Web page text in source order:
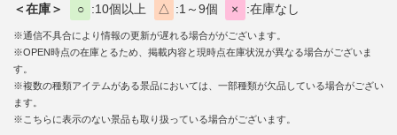
＜在庫＞ ○ 10個以上 △ 1～9個 × 在庫なし
※通信不具合により情報の更新が遅れる場合ががございます。
※OPEN時点の在庫とるため、掲載内容と現時点在庫状況が異なる場合がございま
す。
※複数の種類アイテムがある景品においては、一部種類が欠品している場合がござい
ます。
※こちらに表示のない景品も取り扱っている場合がございます。